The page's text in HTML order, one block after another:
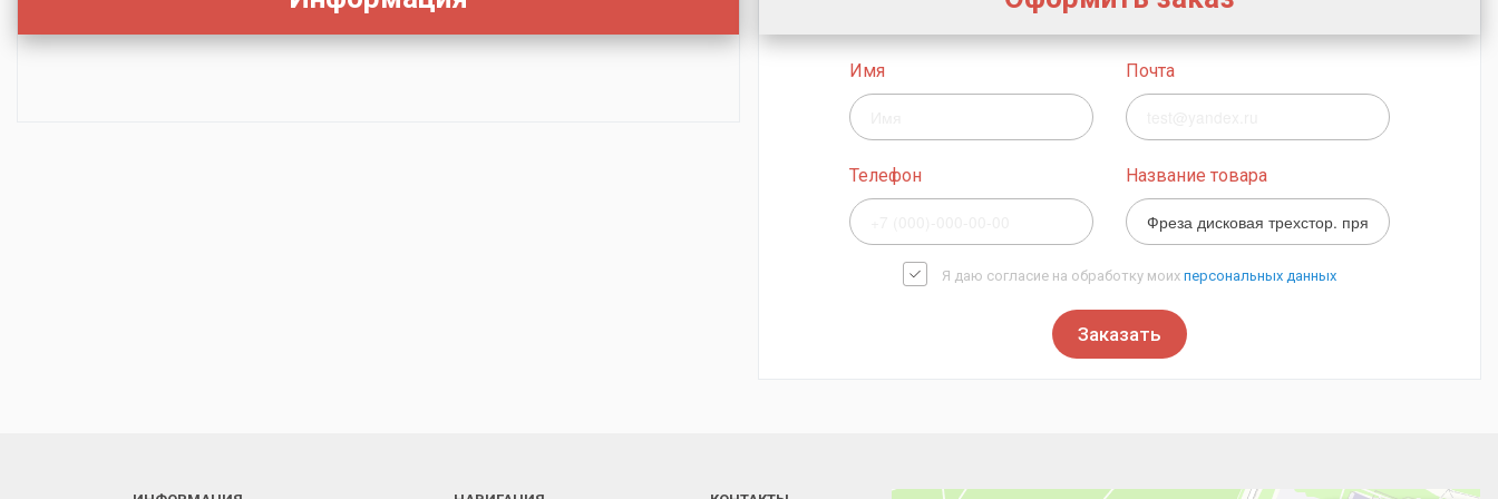
Имя Почта
Телефон Название товара
Я даю согласие на обработку моих персональных данных
Заказать